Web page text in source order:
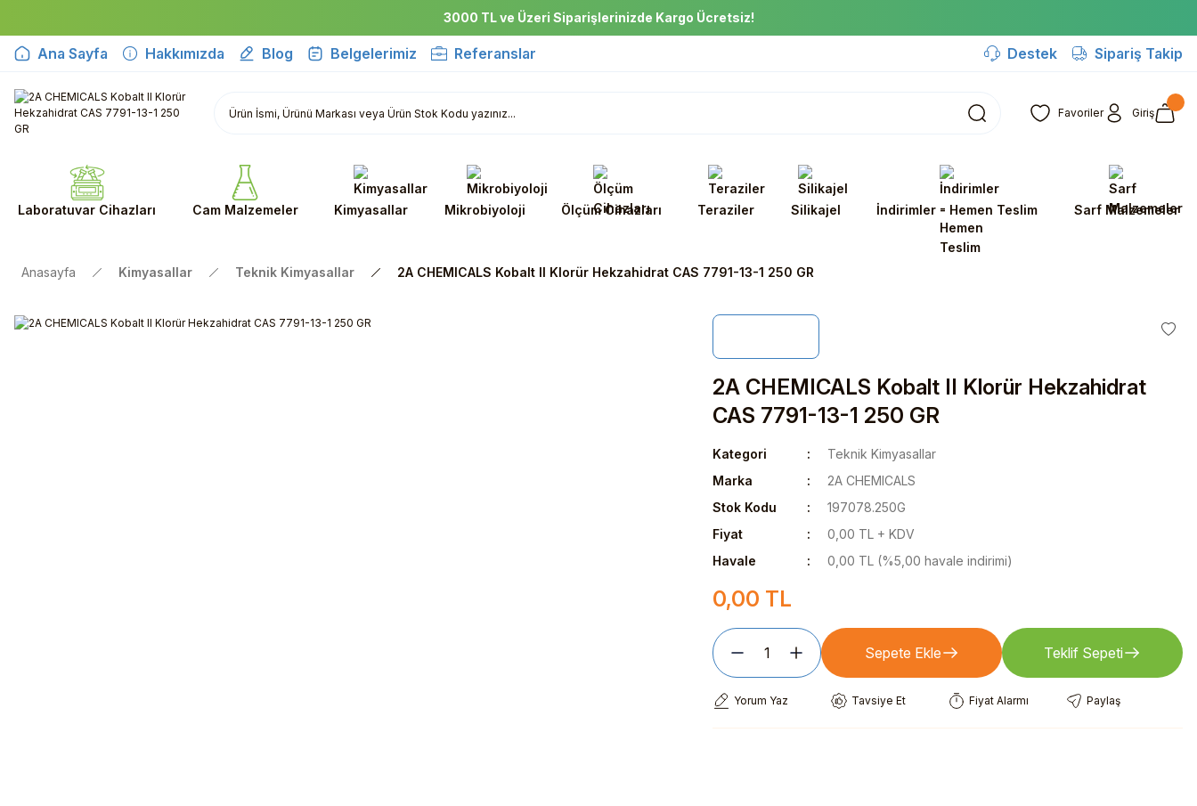
3000 TL ve Üzeri Siparişlerinizde Kargo Ücretsiz!
Ana Sayfa Hakkımızda Blog Belgelerimiz Referanslar Destek Sipariş Takip
Favoriler Giriş
Laboratuvar Cihazları Cam Malzemeler Kimyasallar Mikrobiyoloji Ölçüm Cihazları Teraziler Silikajel İndirimler - Hemen Teslim Sarf Malzemeler
Anasayfa Kimyasallar Teknik Kimyasallar 2A CHEMICALS Kobalt II Klorür Hekzahidrat CAS 7791-13-1 250 GR
2A CHEMICALS Kobalt II Klorür Hekzahidrat
CAS 7791-13-1 250 GR
Kategori
Teknik Kimyasallar
Marka
2A CHEMICALS
Stok Kodu
197078.250G
Fiyat
0,00 TL + KDV
Havale
0,00 TL (%5,00 havale indirimi)
0,00 TL
Sepete Ekle Teklif Sepeti
Yorum Yaz Tavsiye Et Fiyat Alarmı Paylaş